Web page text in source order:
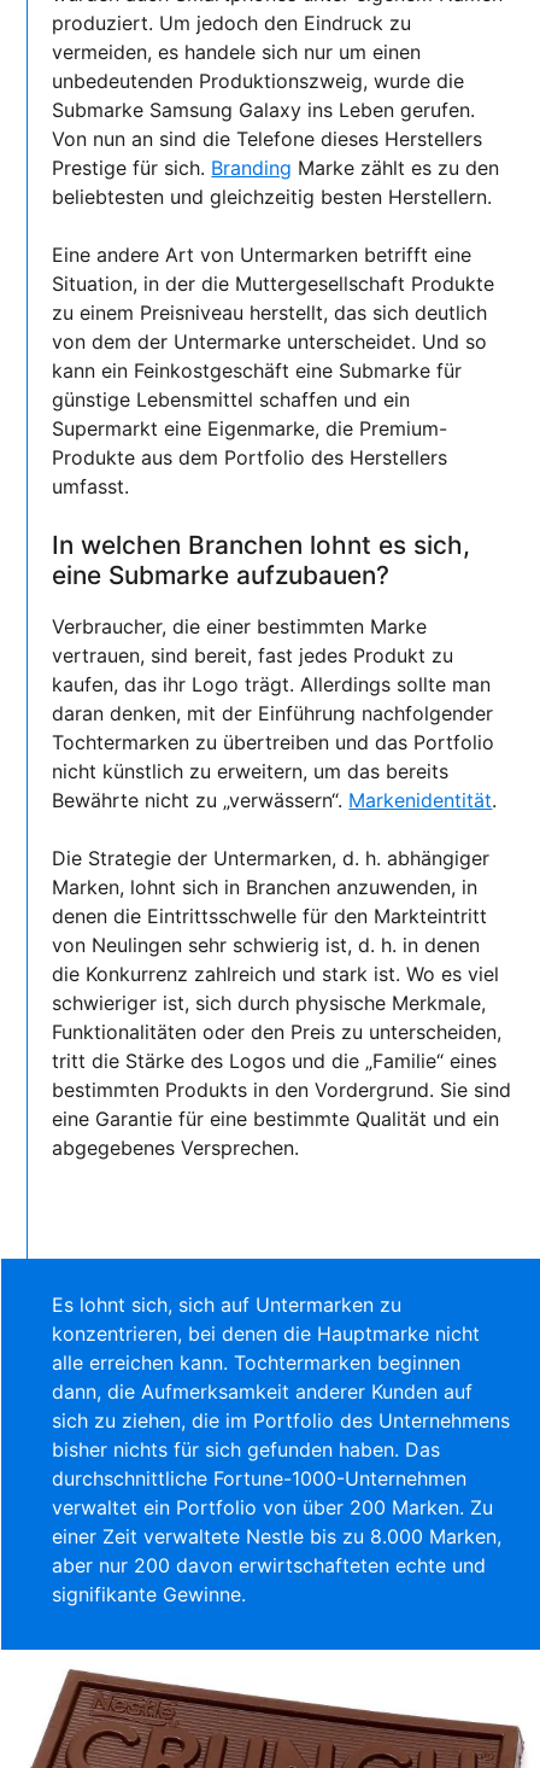
produziert. Um jedoch den Eindruck zu
vermeiden, es handele sich nur um einen
unbedeutenden Produktionszweig, wurde die
Submarke Samsung Galaxy ins Leben gerufen.
Von nun an sind die Telefone dieses Herstellers
Prestige für sich. Branding Marke zählt es zu den
beliebtesten und gleichzeitig besten Herstellern.
Eine andere Art von Untermarken betrifft eine
Situation, in der die Muttergesellschaft Produkte
zu einem Preisniveau herstellt, das sich deutlich
von dem der Untermarke unterscheidet. Und so
kann ein Feinkostgeschäft eine Submarke für
günstige Lebensmittel schaffen und ein
Supermarkt eine Eigenmarke, die Premium-
Produkte aus dem Portfolio des Herstellers
umfasst.
In welchen Branchen lohnt es sich,
eine Submarke aufzubauen?
Verbraucher, die einer bestimmten Marke
vertrauen, sind bereit, fast jedes Produkt zu
kaufen, das ihr Logo trägt. Allerdings sollte man
daran denken, mit der Einführung nachfolgender
Tochtermarken zu übertreiben und das Portfolio
nicht künstlich zu erweitern, um das bereits
Bewährte nicht zu „verwässern“. Markenidentität.
Die Strategie der Untermarken, d. h. abhängiger
Marken, lohnt sich in Branchen anzuwenden, in
denen die Eintrittsschwelle für den Markteintritt
von Neulingen sehr schwierig ist, d. h. in denen
die Konkurrenz zahlreich und stark ist. Wo es viel
schwieriger ist, sich durch physische Merkmale,
Funktionalitäten oder den Preis zu unterscheiden,
tritt die Stärke des Logos und die „Familie“ eines
bestimmten Produkts in den Vordergrund. Sie sind
eine Garantie für eine bestimmte Qualität und ein
abgegebenes Versprechen.
Es lohnt sich, sich auf Untermarken zu
konzentrieren, bei denen die Hauptmarke nicht
alle erreichen kann. Tochtermarken beginnen
dann, die Aufmerksamkeit anderer Kunden auf
sich zu ziehen, die im Portfolio des Unternehmens
bisher nichts für sich gefunden haben. Das
durchschnittliche Fortune-1000-Unternehmen
verwaltet ein Portfolio von über 200 Marken. Zu
einer Zeit verwaltete Nestle bis zu 8.000 Marken,
aber nur 200 davon erwirtschafteten echte und
signifikante Gewinne.